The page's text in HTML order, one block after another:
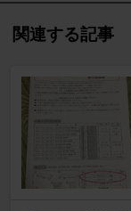
関連する記事